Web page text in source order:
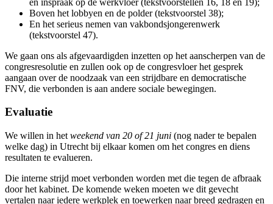
Boven het lobbyen en de polder (tekstvoorstel 38);
En het serieus nemen van vakbondsjongerenwerk
(tekstvoorstel 47).
We gaan ons als afgevaardigden inzetten op het aanscherpen van de
congresresolutie en zullen ook op de congresvloer het gesprek
aangaan over de noodzaak van een strijdbare en democratische
FNV, die verbonden is aan andere sociale bewegingen.
Evaluatie
We willen in het weekend van 20 of 21 juni (nog nader te bepalen
welke dag) in Utrecht bij elkaar komen om het congres en diens
resultaten te evalueren.
Die interne strijd moet verbonden worden met die tegen de afbraak
door het kabinet. De komende weken moeten we dit gevecht
vertalen naar iedere werkplek en toewerken naar breed gedragen en